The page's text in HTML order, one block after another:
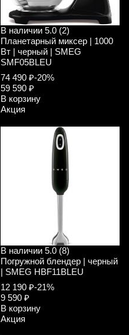
В наличии 5.0 (2)
Планетарный миксер | 1000
Вт | черный | SMEG
SMF05BLEU
74 490 ₽-20%
59 590 ₽
В корзину
Акция
В наличии 5.0 (8)
Погружной блендер | черный
| SMEG HBF11BLEU
12 190 ₽-21%
9 590 ₽
В корзину
Акция